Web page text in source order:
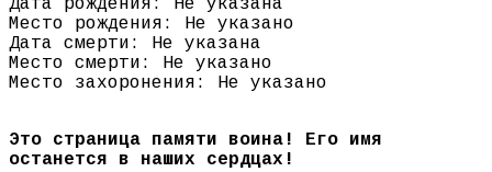
Дата рождения: Не указана
Место рождения: Не указано
Дата смерти: Не указана
Место смерти: Не указано
Место захоронения: Не указано
Это страница памяти воина! Его имя
останется в наших сердцах!